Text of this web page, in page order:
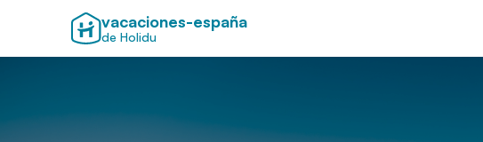
vacaciones-españa
de Holidu